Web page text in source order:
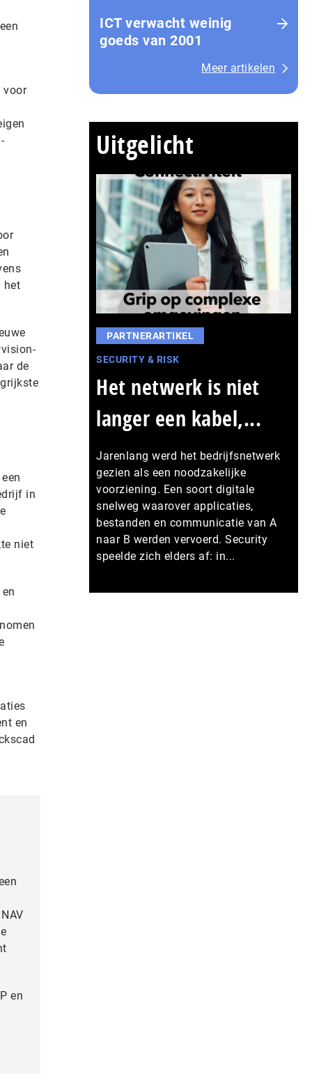
voor
het
de
in
niet
en
en
ICT verwacht weinig
goeds van 2001
Meer artikelen
Uitgelicht
PARTNERARTIKEL
SECURITY & RISK
Het netwerk is niet
langer een kabel,...
Jarenlang werd het bedrijfsnetwerk
gezien als een noodzakelijke
voorziening. Een soort digitale
snelweg waarover applicaties,
bestanden en communicatie van A
naar B werden vervoerd. Security
speelde zich elders af: in...